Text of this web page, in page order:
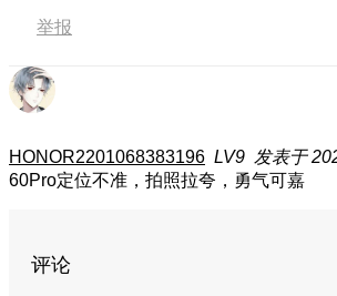
举报
HONOR2201068383196 LV9 发表于
60Pro定位不准，拍照拉夸，勇气可嘉
评论